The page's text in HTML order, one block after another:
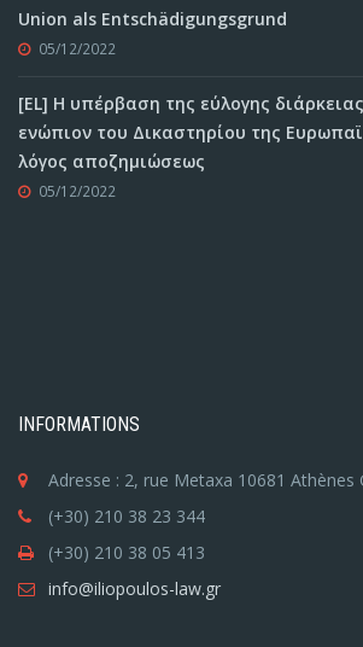
Union als Entschädigungsgrund
05/12/2022
[EL] Η υπέρβαση της εύλογης
ενώπιον του Δικαστηρίου της
λόγος αποζημιώσεως
05/12/2022
INFORMATIONS
Adresse : 2, rue Metaxa 10681 Athènes
(+30) 210 38 23 344
(+30) 210 38 05 413
info@iliopoulos-law.gr